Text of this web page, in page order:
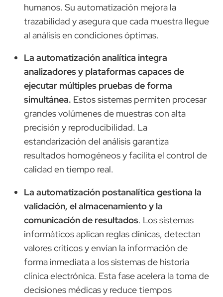
humanos. Su automatización mejora la
trazabilidad y asegura que cada muestra llegue
al análisis en condiciones óptimas.
La automatización analítica integra
analizadores y plataformas capaces de
ejecutar múltiples pruebas de forma
simultánea. Estos sistemas permiten procesar
grandes volúmenes de muestras con alta
precisión y reproducibilidad. La
estandarización del análisis garantiza
resultados homogéneos y facilita el control de
calidad en tiempo real.
La automatización postanalítica gestiona la
validación, el almacenamiento y la
comunicación de resultados. Los sistemas
informáticos aplican reglas clínicas, detectan
valores críticos y envían la información de
forma inmediata a los sistemas de historia
clínica electrónica. Esta fase acelera la toma de
decisiones médicas y reduce tiempos